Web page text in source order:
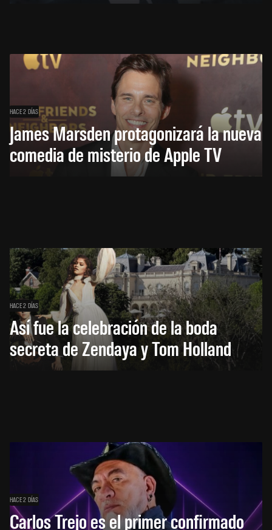
HACE 2 DÍAS
James Marsden protagonizará la nueva
comedia de misterio de Apple TV
HACE 2 DÍAS
Así fue la celebración de la boda
secreta de Zendaya y Tom Holland
HACE 2 DÍAS
Carlos Trejo es el primer confirmado